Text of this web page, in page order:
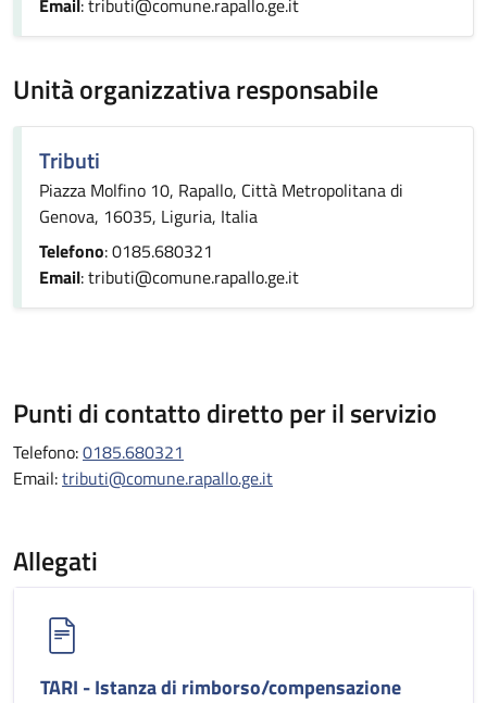
Email: tributi@comune.rapallo.ge.it
Unità organizzativa responsabile
Tributi
Piazza Molfino 10, Rapallo, Città Metropolitana di
Genova, 16035, Liguria, Italia
Telefono: 0185.680321
Email: tributi@comune.rapallo.ge.it
Punti di contatto diretto per il servizio
Telefono:0185.680321
Email:tributi@comune.rapallo.ge.it
Allegati
TARI - Istanza di rimborso/compensazione